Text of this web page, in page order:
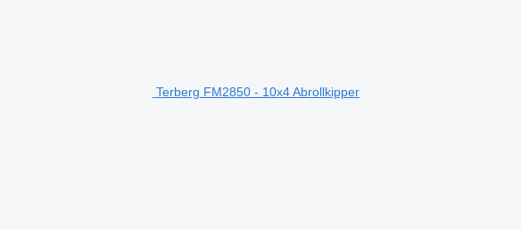
Terberg FM2850 - 10x4 Abrollkipper